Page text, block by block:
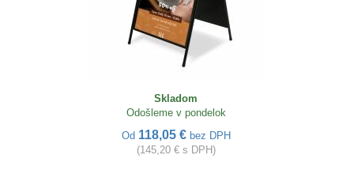
Skladom
Odošleme v pondelok
Od 118,05 € bez DPH
(145,20 € s DPH)